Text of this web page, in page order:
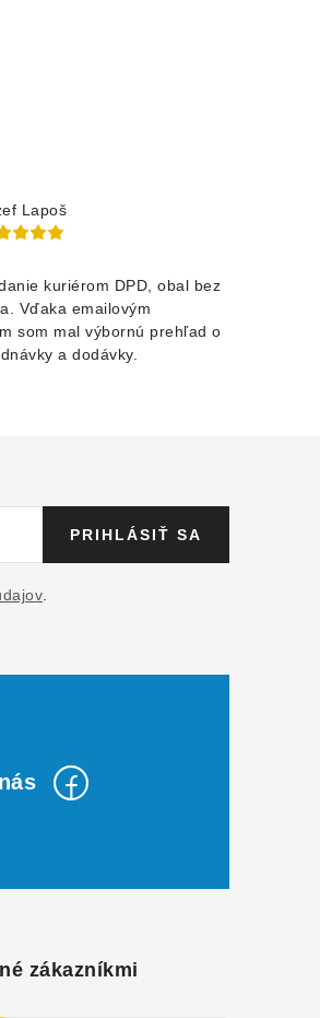
Lapoš
kuriérom DPD, obal bez
Vďaka emailovým
som mal výbornú prehľad o
a dodávky.
PRIHLÁSIŤ SA
zákazníkmi